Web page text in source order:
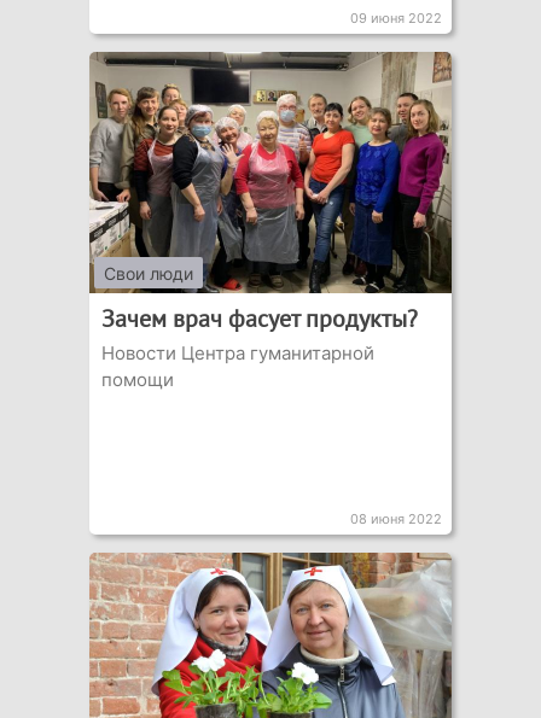
09 июня 2022
Свои люди
Зачем врач фасует продукты?
Новости Центра гуманитарной
помощи
08 июня 2022